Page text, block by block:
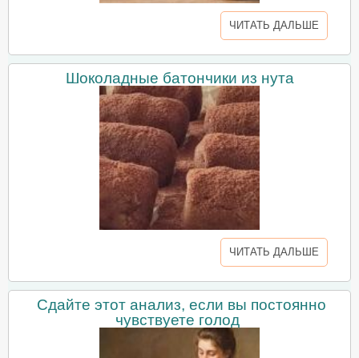
ЧИТАТЬ ДАЛЬШЕ
Шоколадные батончики из нута
ЧИТАТЬ ДАЛЬШЕ
Сдайте этот анализ, если вы постоянно
чувствуете голод